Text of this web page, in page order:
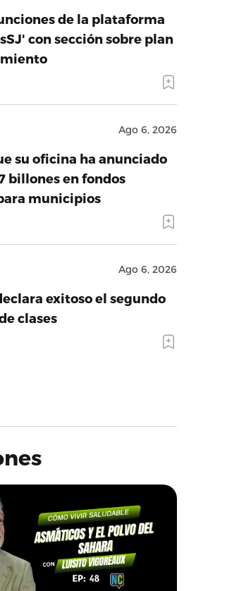
de la plataforma
con sección sobre plan
Ago 6, 2026
su oficina ha anunciado
billones en fondos
municipios
Ago 6, 2026
exitoso el segundo
clases